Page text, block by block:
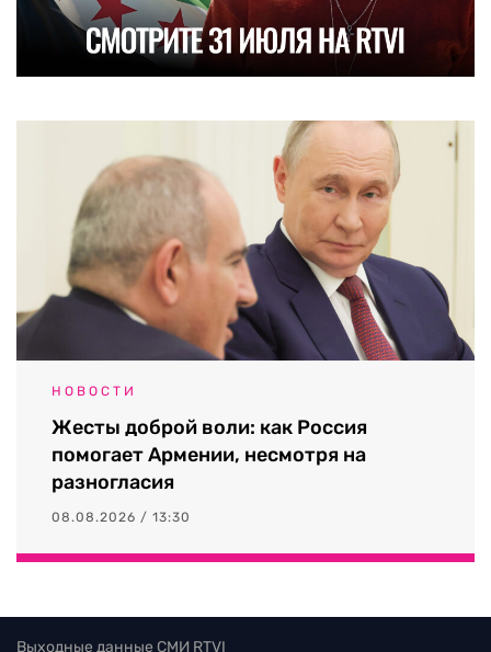
НОВОСТИ
Жесты доброй воли: как Россия
помогает Армении, несмотря на
разногласия
08.08.2026 / 13:30
Выходные данные СМИ RTVI